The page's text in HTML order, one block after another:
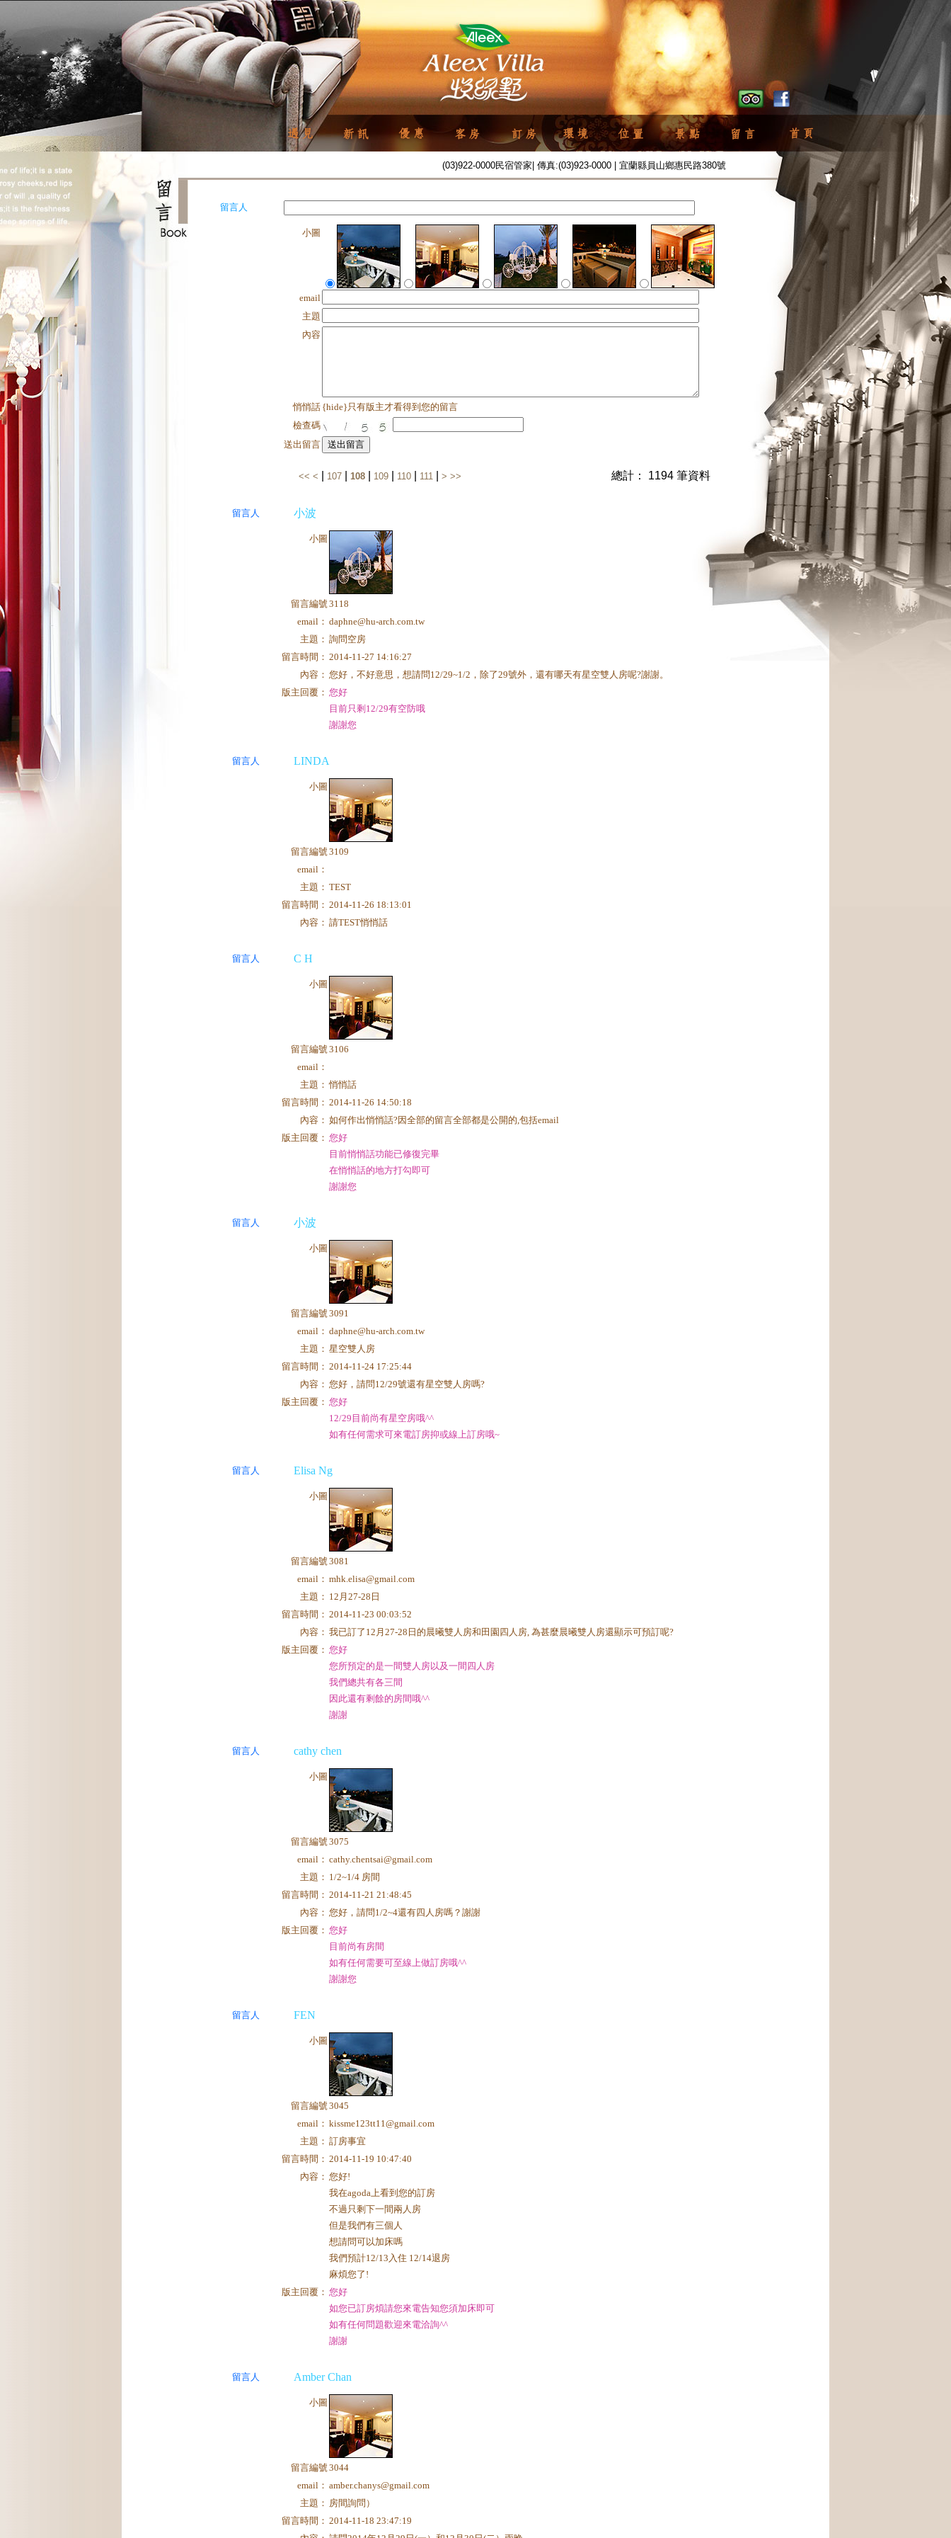
(03)922-0000民宿管家| 傳真:(03)923-0000 | 宜蘭縣員山鄉惠民路380號
留言人
小圖
email
主題
內容
悄悄話 {hide}只有版主才看得到您的留言
檢查碼
送出留言
<< < 107 108 109 110 111 > >> 總計： 1194 筆資料
留言人 小波
小圖
留言編號3118
email： daphne@hu-arch.com.tw
主題： 詢問空房
留言時間： 2014-11-27 14:16:27
內容： 您好，不好意思，想請問12/29~1/2，除了29號外，還有哪天有星空雙人房呢?謝謝。
版主回覆： 您好
目前只剩12/29有空防哦
謝謝您
留言人 LINDA
小圖
留言編號3109
email：
主題： TEST
留言時間： 2014-11-26 18:13:01
內容： 請TEST悄悄話
留言人 C H
小圖
留言編號3106
email：
主題： 悄悄話
留言時間： 2014-11-26 14:50:18
內容： 如何作出悄悄話?因全部的留言全部都是公開的,包括email
版主回覆： 您好
目前悄悄話功能已修復完畢
在悄悄話的地方打勾即可
謝謝您
留言人 小波
小圖
留言編號3091
email： daphne@hu-arch.com.tw
主題： 星空雙人房
留言時間： 2014-11-24 17:25:44
內容： 您好，請問12/29號還有星空雙人房嗎?
版主回覆： 您好
12/29目前尚有星空房哦^^
如有任何需求可來電訂房抑或線上訂房哦~
留言人 Elisa Ng
小圖
留言編號3081
email： mhk.elisa@gmail.com
主題： 12月27-28日
留言時間： 2014-11-23 00:03:52
內容： 我已訂了12月27-28日的晨曦雙人房和田園四人房, 為甚麼晨曦雙人房還顯示可預訂呢?
版主回覆： 您好
您所預定的是一間雙人房以及一間四人房
我們總共有各三間
因此還有剩餘的房間哦^^
謝謝
留言人 cathy chen
小圖
留言編號3075
email： cathy.chentsai@gmail.com
主題： 1/2~1/4 房間
留言時間： 2014-11-21 21:48:45
內容： 您好，請問1/2~4還有四人房嗎？謝謝
版主回覆： 您好
目前尚有房間
如有任何需要可至線上做訂房哦^^
謝謝您
留言人 FEN
小圖
留言編號3045
email： kissme123tt11@gmail.com
主題： 訂房事宜
留言時間： 2014-11-19 10:47:40
內容： 您好!
我在agoda上看到您的訂房
不過只剩下一間兩人房
但是我們有三個人
想請問可以加床嗎
我們預計12/13入住 12/14退房
麻煩您了!
版主回覆： 您好
如您已訂房煩請您來電告知您須加床即可
如有任何問題歡迎來電洽詢^^
謝謝
留言人 Amber Chan
小圖
留言編號3044
email： amber.chanys@gmail.com
主題： 房間詢問）
留言時間： 2014-11-18 23:47:19